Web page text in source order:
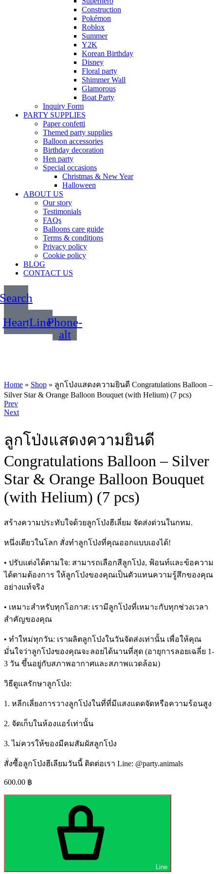
Construction
Pokémon
Roblox
Summer
Y2K
Korean Birthday
Disney
Floral party
Shimmer Wall
Glamorous
Boat Party
Inquiry Form
PARTY SUPPLIES
Paper confetti
Themed party supplies
Balloon accessories
Birthday decoration
Hen party
Special occasions
Christmas & New Year
Halloween
ABOUT US
Our story
Testimonials
FAQs
Balloons care guide
Terms & conditions
Privacy policy
Cookie policy
BLOG
CONTACT US
Search
HeartLinePhone-
alt
Home » Shop » ลูกโป่งแสดงความยินดี Congratulations Balloon –
Silver Star & Orange Balloon Bouquet (with Helium) (7 pcs)
Product
navigation
Prev
Next
ลูกโป่งแสดงความยินดี
Congratulations Balloon – Silver
Star & Orange Balloon Bouquet
(with Helium) (7 pcs)
สร้างความประทับใจด้วยลูกโป่งฮีเลี่ยม จัดส่งด่วนในกทม.
หนึ่งเดียวในโลก สั่งทำลูกโป่งที่คุณออกแบบเองได้!
• ปรับแต่งได้ตามใจ: สามารถเลือกสีลูกโป่ง, ฟ้อนท์และข้อความ
ได้ตามต้องการ ให้ลูกโป่งของคุณเป็นตัวแทนความรู้สึกของคุณ
อย่างแท้จริง
• เหมาะสำหรับทุกโอกาส: เรามีลูกโป่งที่เหมาะกับทุกช่วงเวลา
สำคัญของคุณ
• ทำใหม่ทุกวัน: เราผลิตลูกโป่งในวันจัดส่งเท่านั้น เพื่อให้คุณ
มั่นใจว่าลูกโป่งของคุณจะลอยได้นานที่สุด (อายุการลอยเฉลี่ย 1-
3 วัน ขึ้นอยู่กับสภาพอากาศและสภาพแวดล้อม)
วิธีดูแลรักษาลูกโป่ง:
1. หลีกเลี่ยงการวางลูกโป่งในที่ที่มีแสงแดดจัดหรือความร้อนสูง
2. จัดเก็บในห้องแอร์เท่านั้น
3. ไม่ควรให้ของมีคมสัมผัสลูกโป่ง
สั่งซื้อลูกโป่งฮีเลียมวันนี้ ติดต่อเรา Line: @party.animals
600.00 ฿
Line